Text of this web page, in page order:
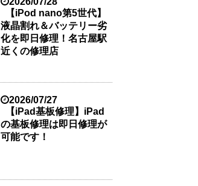
【iPod nano第5世代】
液晶割れ＆バッテリー劣
化を即日修理！名古屋駅
近くの修理店
2026/07/27
【iPad基板修理】iPad
の基板修理は即日修理が
可能です！